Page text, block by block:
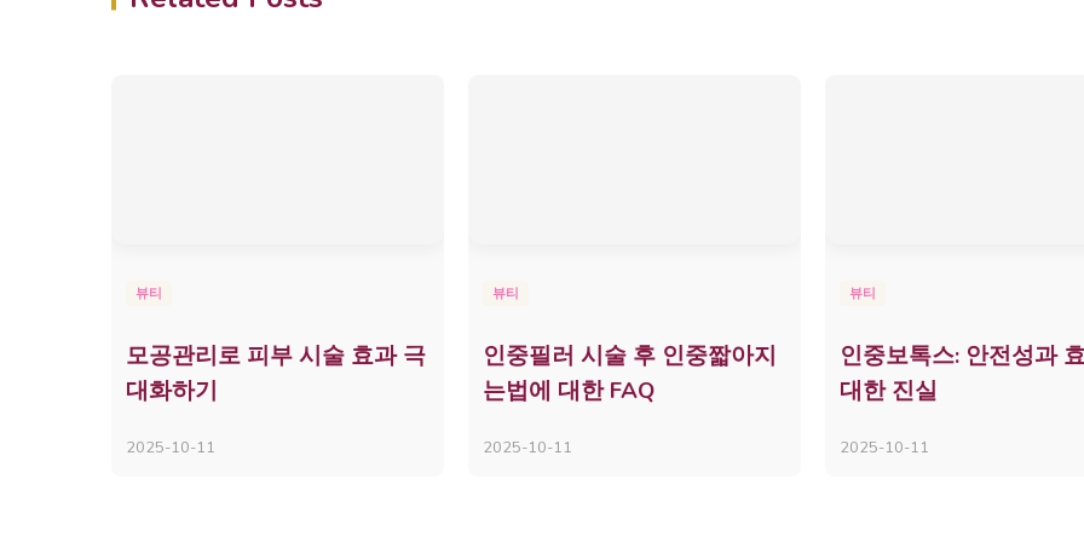
뷰티
모공관리로 피부 시술 효과 극
대화하기
2025-10-11
뷰티
인중필러 시술 후 인중짧아지
는법에 대한 FAQ
2025-10-11
뷰티
인중보톡스: 안전성과
대한 진실
2025-10-11